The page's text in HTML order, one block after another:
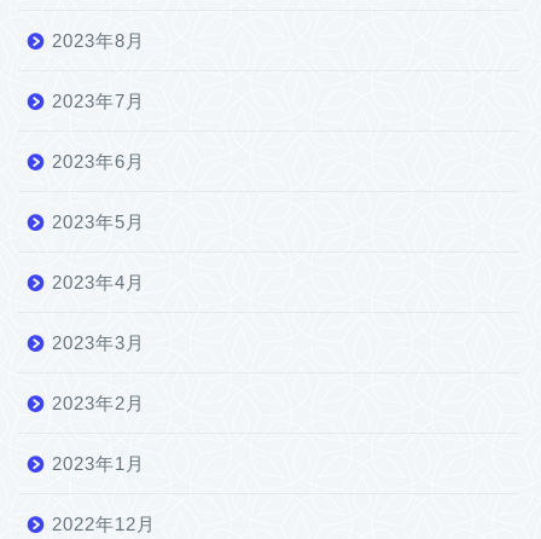
2023年8月
2023年7月
2023年6月
2023年5月
2023年4月
2023年3月
2023年2月
2023年1月
2022年12月